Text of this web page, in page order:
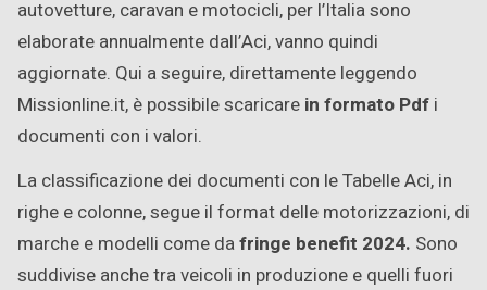
autovetture, caravan e motocicli, per l’Italia sono
elaborate annualmente dall’Aci, vanno quindi
aggiornate. Qui a seguire, direttamente leggendo
Missionline.it, è possibile scaricare in formato Pdf i
documenti con i valori.
La classificazione dei documenti con le Tabelle Aci, in
righe e colonne, segue il format delle motorizzazioni, di
marche e modelli come dafringe benefit 2024. Sono
suddivise anche tra veicoli in produzione e quelli fuori